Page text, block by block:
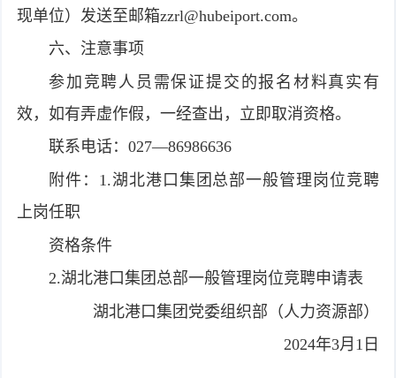
现单位）发送至邮箱zzrl@hubeiport.com。
六、注意事项
参加竞聘人员需保证提交的报名材料真实有
效，如有弄虚作假，一经查出，立即取消资格。
联系电话：027—86986636
附件：1.湖北港口集团总部一般管理岗位竞聘
上岗任职
资格条件
2.湖北港口集团总部一般管理岗位竞聘申请表
湖北港口集团党委组织部（人力资源部）
2024年3月1日